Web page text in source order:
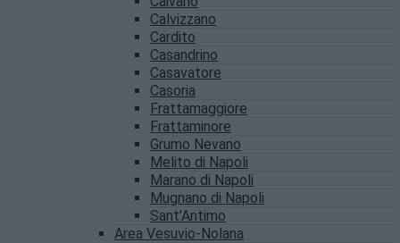
Calvizzano
Cardito
Casandrino
Casavatore
Casoria
Frattamaggiore
Frattaminore
Grumo Nevano
Melito di Napoli
Marano di Napoli
Mugnano di Napoli
Sant’Antimo
Area Vesuvio-Nolana